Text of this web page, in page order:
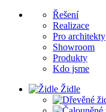
Řešení
Realizace
Pro architekty
Showroom
Produkty
Kdo jsme
Židle